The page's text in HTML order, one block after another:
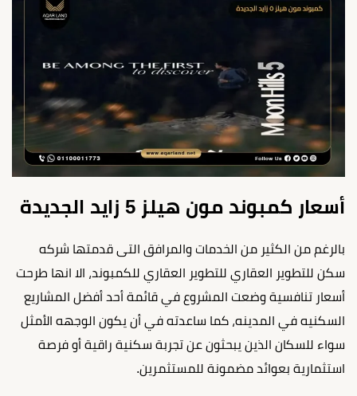
أسعار كمبوند مون هيلز 5 زايد الجديدة
بالرغم من الكثير من الخدمات والمرافق التى قدمتها شركه
سكن للتطوير العقاري للتطوير العقاري للكمبوند، الا انها طرحت
أسعار تنافسية وضعت المشروع في قائمة أحد أفضل المشاريع
السكنيه في المدينه، كما ساعدته في أن يكون الوجهه الأمثل
سواء للسكان الذين يبحثون عن تجربة سكنية راقية أو فرصة
استثمارية بعوائد مضمونة للمستثمرين.